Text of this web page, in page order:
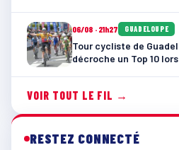
06/08 · 21h27 GUADELOUPE
Tour cycliste de
décroche un Top 10
VOIR TOUT LE FIL →
RESTEZ CONNECTÉ